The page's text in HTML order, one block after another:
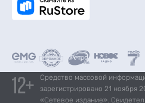
Средство массовой
зарегистрировано 21 ноября
«Сетевое издание».